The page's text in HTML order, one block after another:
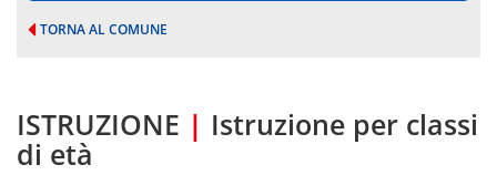
TORNA AL COMUNE
ISTRUZIONE | Istruzione per classi
di età